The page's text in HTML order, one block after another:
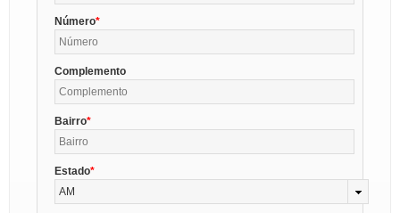
Número
Complemento
Bairro
Estado
AM